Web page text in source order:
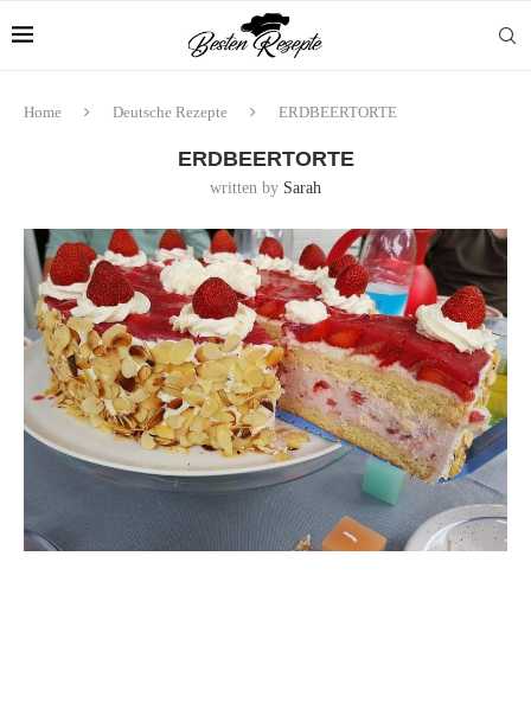
Home Deutsche Rezepte ERDBEERTORTE
ERDBEERTORTE
written by Sarah